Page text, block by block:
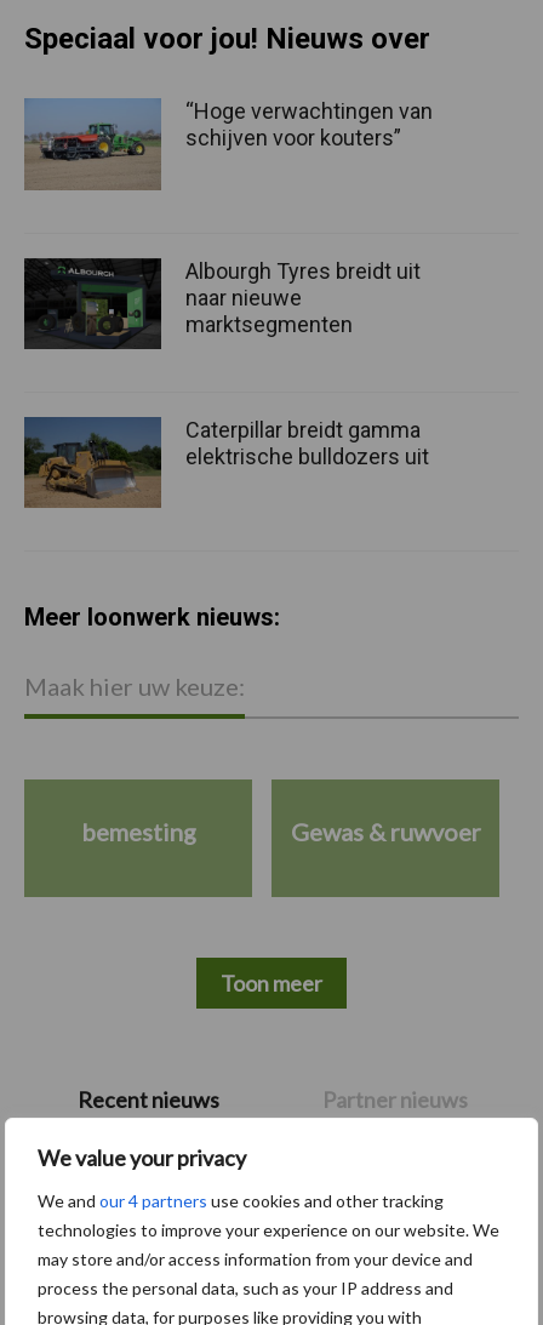
We value your privacy
We and our 4 partners use cookies and other tracking
technologies to improve your experience on our website. We
may store and/or access information from your device and
process the personal data, such as your IP address and
browsing data, for purposes like providing you with
PrimaireRecent nieuws Partner nieuws
6 aug
"Hoge verwachtingen van schijven
voor kouters"
5 aug
Albourgh Tyres breidt uit naar
nieuwe marktsegmenten
Speciaal voor jou! Nieuws over
“Hoge verwachtingen van
schijven voor kouters”
Albourgh Tyres breidt uit
naar nieuwe
marktsegmenten
Caterpillar breidt gamma
elektrische bulldozers uit
Meer loonwerk nieuws:
Maak hier uw keuze:
bemesting Gewas & ruwvoer
Toon meer